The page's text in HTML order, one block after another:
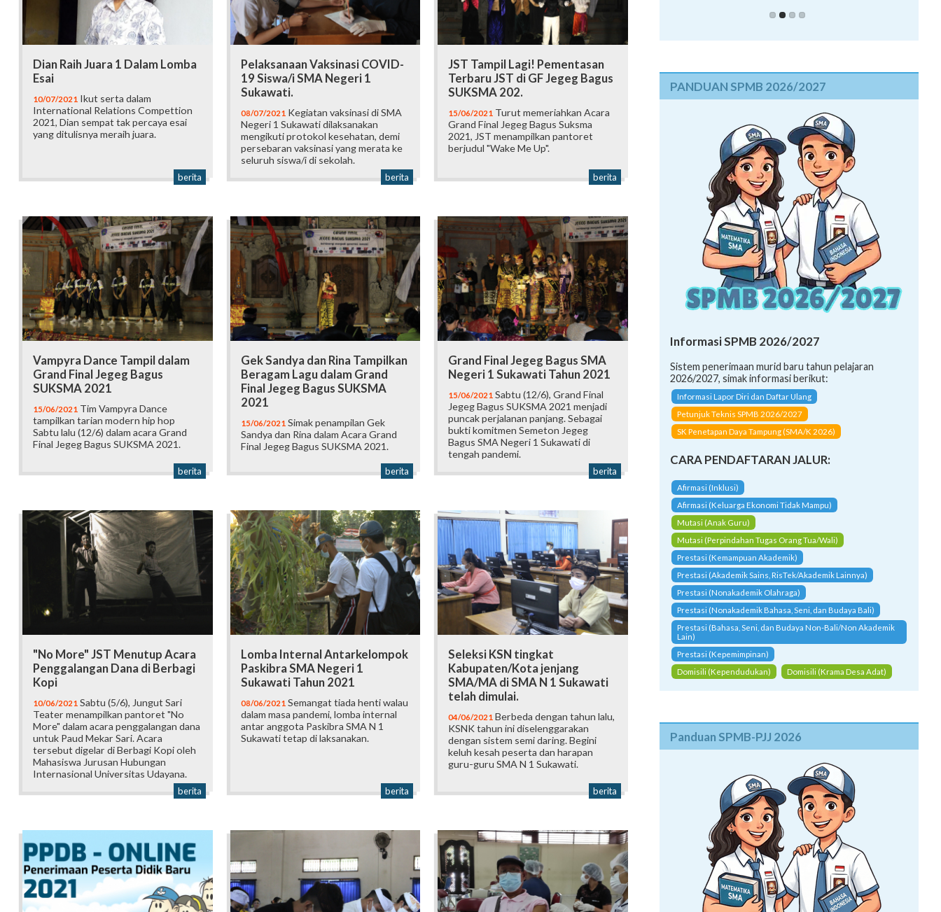
Dian Raih Juara 1 Dalam Lomba
Esai
10/07/2021 Ikut serta dalam
International Relations Compettion
2021, Dian sempat tak percaya esai
yang ditulisnya meraih juara.
berita
Pelaksanaan Vaksinasi COVID-
19 Siswa/i SMA Negeri 1
Sukawati.
08/07/2021 Kegiatan vaksinasi di SMA
Negeri 1 Sukawati dilaksanakan
mengikuti protokol kesehatan, demi
persebaran vaksinasi yang merata ke
seluruh siswa/i di sekolah.
berita
JST Tampil Lagi! Pementasan
Terbaru JST di GF Jegeg Bagus
SUKSMA 202.
15/06/2021 Turut memeriahkan Acara
Grand Final Jegeg Bagus Suksma
2021, JST menampilkan pantoret
berjudul "Wake Me Up".
berita
Vampyra Dance Tampil dalam
Grand Final Jegeg Bagus
SUKSMA 2021
15/06/2021 Tim Vampyra Dance
tampilkan tarian modern hip hop
Sabtu lalu (12/6) dalam acara Grand
Final Jegeg Bagus SUKSMA 2021.
berita
Gek Sandya dan Rina Tampilkan
Beragam Lagu dalam Grand
Final Jegeg Bagus SUKSMA
2021
15/06/2021 Simak penampilan Gek
Sandya dan Rina dalam Acara Grand
Final Jegeg Bagus SUKSMA 2021.
berita
Grand Final Jegeg Bagus SMA
Negeri 1 Sukawati Tahun 2021
15/06/2021 Sabtu (12/6), Grand Final
Jegeg Bagus SUKSMA 2021 menjadi
puncak perjalanan panjang. Sebagai
bukti komitmen Semeton Jegeg
Bagus SMA Negeri 1 Sukawati di
tengah pandemi.
berita
"No More" JST Menutup Acara
Penggalangan Dana di Berbagi
Kopi
10/06/2021 Sabtu (5/6), Jungut Sari
Teater menampilkan pantoret "No
More" dalam acara penggalangan dana
untuk Paud Mekar Sari. Acara
tersebut digelar di Berbagi Kopi oleh
Mahasiswa Jurusan Hubungan
Internasional Universitas Udayana.
berita
Lomba Internal Antarkelompok
Paskibra SMA Negeri 1
Sukawati Tahun 2021
08/06/2021 Semangat tiada henti walau
dalam masa pandemi, lomba internal
antar anggota Paskibra SMA N 1
Sukawati tetap di laksanakan.
berita
Seleksi KSN tingkat
Kabupaten/Kota jenjang
SMA/MA di SMA N 1 Sukawati
telah dimulai.
04/06/2021 Berbeda dengan tahun lalu,
KSNK tahun ini diselenggarakan
dengan sistem semi daring. Begini
keluh kesah peserta dan harapan
guru-guru SMA N 1 Sukawati.
berita
PANDUAN SPMB 2026/2027
Informasi SPMB 2026/2027
Sistem penerimaan murid baru tahun pelajaran
2026/2027, simak informasi berikut:
Informasi Lapor Diri dan Daftar Ulang
Petunjuk Teknis SPMB 2026/2027
SK Penetapan Daya Tampung (SMA/K 2026)
CARA PENDAFTARAN JALUR:
Afirmasi (Inklusi)
Afirmasi (Keluarga Ekonomi Tidak Mampu)
Mutasi (Anak Guru)
Mutasi (Perpindahan Tugas Orang Tua/Wali)
Prestasi (Kemampuan Akademik)
Prestasi (Akademik Sains, RisTek/Akademik Lainnya)
Prestasi (Nonakademik Olahraga)
Prestasi (Nonakademik Bahasa, Seni, dan Budaya Bali)
Prestasi (Bahasa, Seni, dan Budaya Non-Bali/Non Akademik
Lain)
Prestasi (Kepemimpinan)
Domisili (Kependudukan)
Domisili (Krama Desa Adat)
Panduan SPMB-PJJ 2026